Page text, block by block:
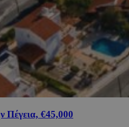
Πέγεια, €45,000